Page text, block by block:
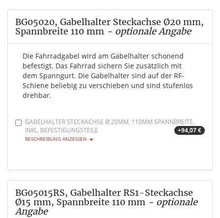
BG05020, Gabelhalter Steckachse Ø20 mm,
Spannbreite 110 mm - optionale Angabe
Die Fahrradgabel wird am Gabelhalter schonend
befestigt. Das Fahrrad sichern Sie zusätzlich mit
dem Spanngurt. Die Gabelhalter sind auf der RF-
Schiene beliebig zu verschieben und sind stufenlos
drehbar.
GABELHALTER STECKACHSE Ø 20MM, 110MM SPANNBREITE,
INKL. BEFESTIGUNGSTEILE
+94,07 €
BESCHREIBUNG ANZEIGEN
BG05015RS, Gabelhalter RS1-Steckachse
Ø15 mm, Spannbreite 110 mm - optionale
Angabe